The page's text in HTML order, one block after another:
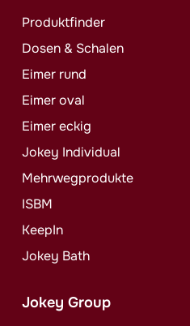
Produktfinder
Dosen & Schalen
Eimer rund
Eimer oval
Eimer eckig
Jokey Individual
Mehrwegprodukte
ISBM
KeepIn
Jokey Bath
Jokey Group